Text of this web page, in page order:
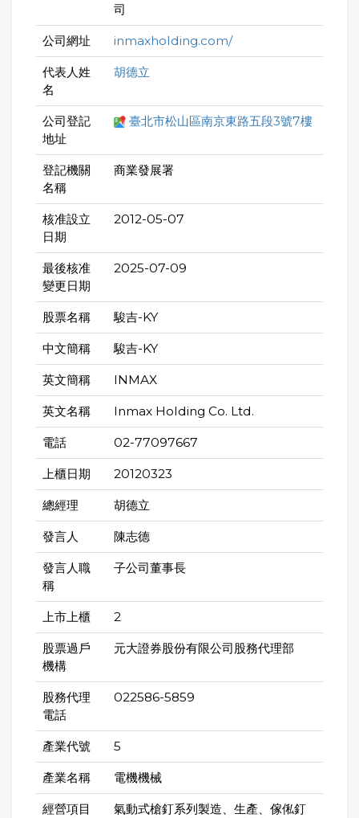
司
公司網址 inmaxholding.com/
代表人姓
名
胡德立
公司登記
地址
臺北市松山區南京東路五段3號7樓
登記機關
名稱
商業發展署
核准設立
日期
2012-05-07
最後核准
變更日期
2025-07-09
股票名稱 駿吉-KY
中文簡稱 駿吉-KY
英文簡稱 INMAX
英文名稱 Inmax Holding Co. Ltd.
電話 02-77097667
上櫃日期 20120323
總經理 胡德立
發言人 陳志德
發言人職
稱
子公司董事長
上市上櫃 2
股票過戶
機構
元大證券股份有限公司股務代理部
股務代理
電話
022586-5859
產業代號 5
產業名稱 電機機械
經營項目
氣動式槍釘系列製造、生產、傢俬釘